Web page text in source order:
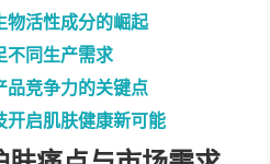
物活性成分的崛起
不同生产需求
品竞争力的关键点
开启肌肤健康新可能